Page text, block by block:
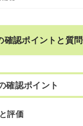
確認ポイントと質
確認ポイント
評価